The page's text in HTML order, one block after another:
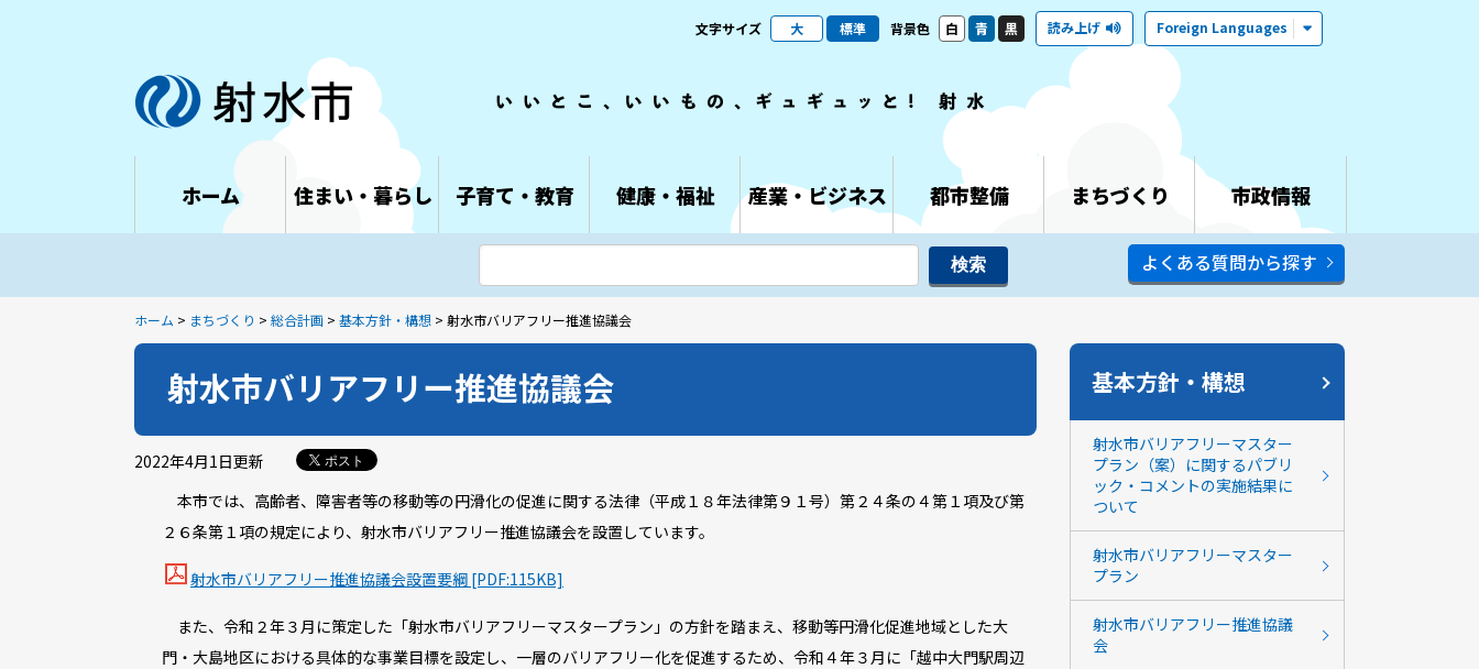
文字サイズ 大 標準 背景色 白 青 黒 読み上げ Foreign Languages
ホーム 住まい・暮らし 子育て・教育 健康・福祉 産業・ビジネス 都市整備 まちづくり 市政情報
よくある質問から探す
ホーム > まちづくり > 総合計画 > 基本方針・構想 > 射水市バリアフリー推進協議会
射水市バリアフリー推進協議会
2022年4月1日更新 ポスト
本市では、高齢者、障害者等の移動等の円滑化の促進に関する法律（平成１８年法律第９１号）第２４条の４第１項及び第
２６条第１項の規定により、射水市バリアフリー推進協議会を設置しています。
射水市バリアフリー推進協議会設置要綱 [PDF:115KB]
また、令和２年３月に策定した「射水市バリアフリーマスタープラン」の方針を踏まえ、移動等円滑化促進地域とした大
門・大島地区における具体的な事業目標を設定し、一層のバリアフリー化を促進するため、令和４年３月に「越中大門駅周辺
基本方針・構想
射水市バリアフリーマスター
プラン（案）に関するパブリ
ック・コメントの実施結果に
ついて
射水市バリアフリーマスター
プラン
射水市バリアフリー推進協議
会